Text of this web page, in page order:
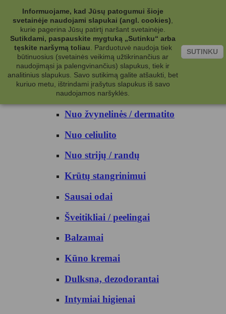
Kategorijos
Kosmetika
Kūno priežiūrai
Nuo prakaito
Kūno prausikliai
Nuo žvynelinės / dermatito
Nuo celiulito
Nuo strijų / randų
Krūtų stangrinimui
Sausai odai
Šveitikliai / peelingai
Balzamai
Kūno kremai
Dulksna, dezodorantai
Intymiai higienai
Informuojame, kad Jūsų patogumui šioje
svetainėje naudojami slapukai (angl. cookies)
kurie pagerina Jūsų patirtį naršant svetainėje.
Sutikdami, paspauskite mygtuką „Sutinku“ arba
tęskite naršymą toliau
Parduotuvė naudoja tiek
būtinuosius (svetainės veikimą užtikrinančius ar
naudojimąsi ja palengvinančius) slapukus, tiek ir
analitinius slapukus. Savo sutikimą galite atšaukti, bet
kuriuo metu, ištrindami įrašytus slapukus iš savo
naudojamos naršyklės.
SUTINKU